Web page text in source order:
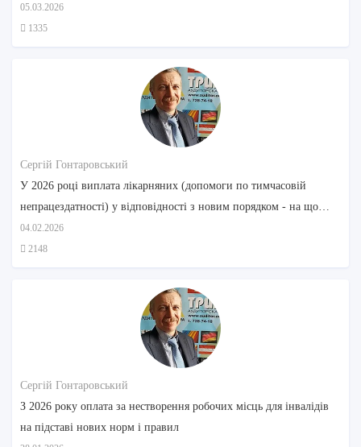
05.03.2026
1335
Сергій Гонтаровський
У 2026 році виплата лікарняних (допомоги по тимчасовій
непрацездатності) у відповідності з новим порядком - на що
звернути увагу
04.02.2026
2148
Сергій Гонтаровський
З 2026 року оплата за нестворення робочих місць для інвалідів
на підставі нових норм і правил